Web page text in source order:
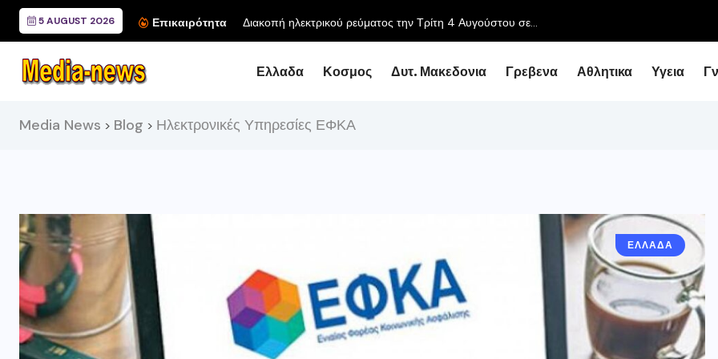
5 AUGUST 2026 Επικαιρότητα
Ελλαδα Κοσμος Δυτ. Μακεδονια Γρεβενα Αθλητικα Υγεια
Media News > Blog > Ηλεκτρονικές Υπηρεσίες ΕΦΚΑ
ΕΛΛΑΔΑ